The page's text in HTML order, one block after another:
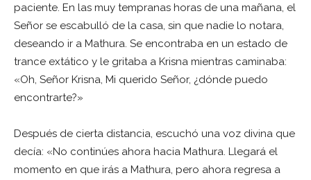
paciente. En las muy tempranas horas de una mañana, el
Señor se escabulló de la casa, sin que nadie lo notara,
deseando ir a Mathura. Se encontraba en un estado de
trance extático y le gritaba a Krisna mientras caminaba:
«Oh, Señor Krisna, Mi querido Señor, ¿dónde puedo
encontrarte?»
Después de cierta distancia, escuchó una voz divina que
decía: «No continúes ahora hacia Mathura. Llegará el
momento en que irás a Mathura, pero ahora regresa a